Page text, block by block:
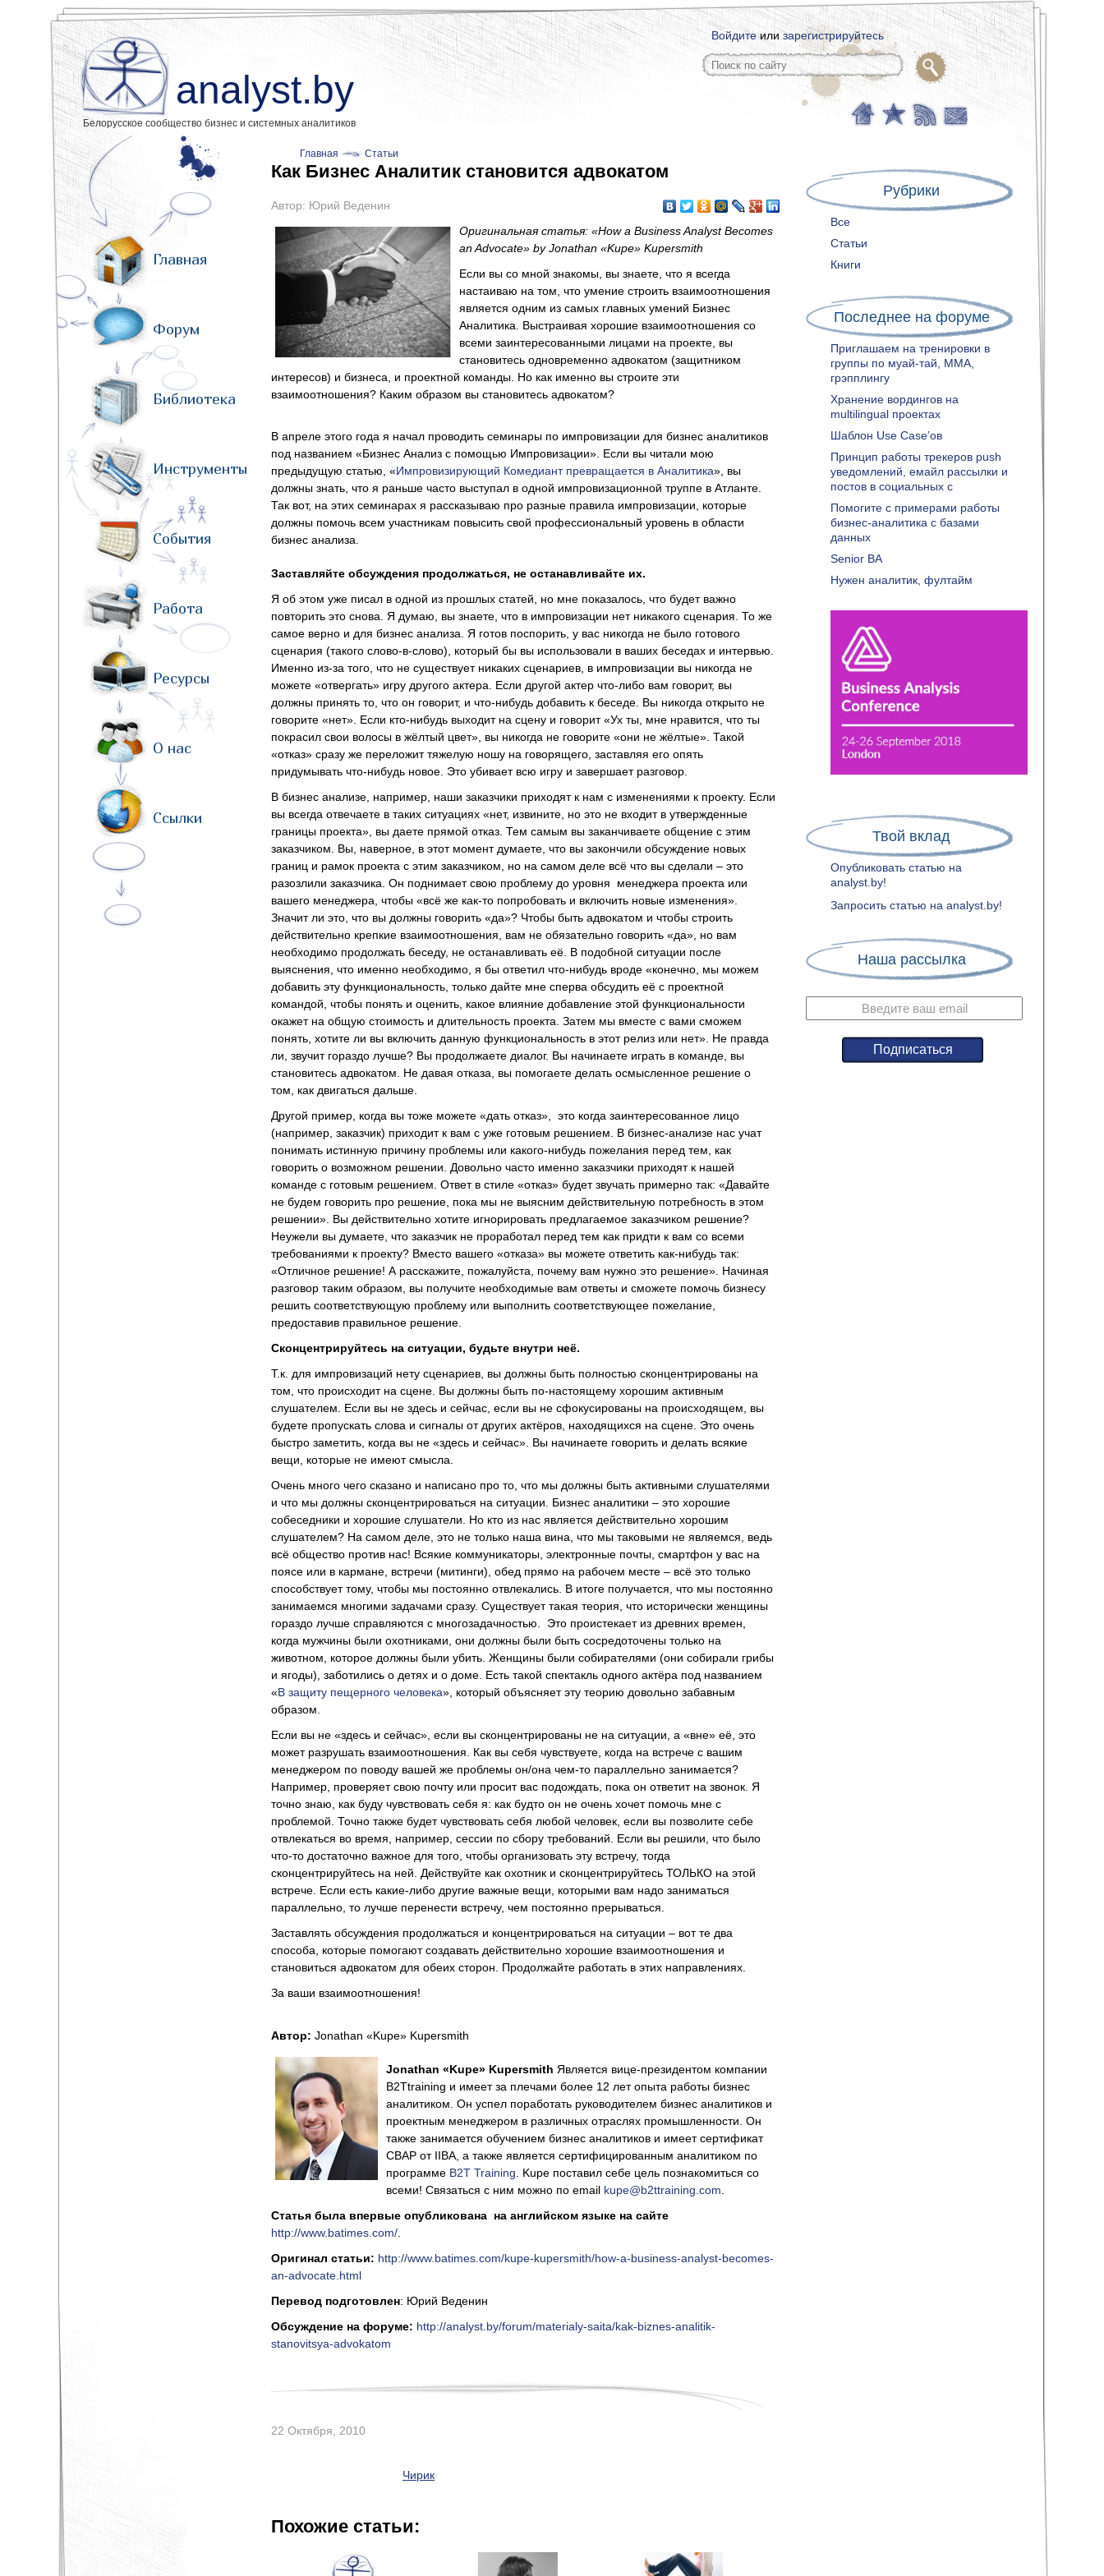
analyst.by
Белорусское сообщество бизнес и системных аналитиков
Войдитеилизарегистрируйтесь
Главная
Форум
Библиотека
Инструменты
События
Работа
Ресурсы
О нас
Ссылки
Главная Статьи
Как Бизнес Аналитик становится адвокатом
Автор: Юрий Веденин
Оригинальная статья: «How a Business Analyst Becomes
an Advocate» by Jonathan «Kupe» Kupersmith
Если вы со мной знакомы, вы знаете, что я всегда
настаиваю на том, что умение строить взаимоотношения
является одним из самых главных умений Бизнес
Аналитика. Выстраивая хорошие взаимоотношения со
всеми заинтересованными лицами на проекте, вы
становитесь одновременно адвокатом (защитником
интересов) и бизнеса, и проектной команды. Но как именно вы строите эти
взаимоотношения? Каким образом вы становитесь адвокатом?
В апреле этого года я начал проводить семинары по импровизации для бизнес аналитиков
под названием «Бизнес Анализ с помощью Импровизации». Если вы читали мою
предыдущую статью, «Импровизирующий Комедиант превращается в Аналитика», вы
должны знать, что я раньше часто выступал в одной импровизационной труппе в Атланте.
Так вот, на этих семинарах я рассказываю про разные правила импровизации, которые
должны помочь всем участникам повысить свой профессиональный уровень в области
бизнес анализа.
Заставляйте обсуждения продолжаться, не останавливайте их.
Я об этом уже писал в одной из прошлых статей, но мне показалось, что будет важно
повторить это снова. Я думаю, вы знаете, что в импровизации нет никакого сценария. То же
самое верно и для бизнес анализа. Я готов поспорить, у вас никогда не было готового
сценария (такого слово-в-слово), который бы вы использовали в ваших беседах и интервью.
Именно из-за того, что не существует никаких сценариев, в импровизации вы никогда не
можете «отвергать» игру другого актера. Если другой актер что-либо вам говорит, вы
должны принять то, что он говорит, и что-нибудь добавить к беседе. Вы никогда открыто не
говорите «нет». Если кто-нибудь выходит на сцену и говорит «Ух ты, мне нравится, что ты
покрасил свои волосы в жёлтый цвет», вы никогда не говорите «они не жёлтые». Такой
«отказ» сразу же переложит тяжелую ношу на говорящего, заставляя его опять
придумывать что-нибудь новое. Это убивает всю игру и завершает разговор.
В бизнес анализе, например, наши заказчики приходят к нам с изменениями к проекту. Если
вы всегда отвечаете в таких ситуациях «нет, извините, но это не входит в утвержденные
границы проекта», вы даете прямой отказ. Тем самым вы заканчиваете общение с этим
заказчиком. Вы, наверное, в этот момент думаете, что вы закончили обсуждение новых
границ и рамок проекта с этим заказчиком, но на самом деле всё что вы сделали – это
разозлили заказчика. Он поднимает свою проблему до уровня менеджера проекта или
вашего менеджера, чтобы «всё же как-то попробовать и включить новые изменения».
Значит ли это, что вы должны говорить «да»? Чтобы быть адвокатом и чтобы строить
действительно крепкие взаимоотношения, вам не обязательно говорить «да», но вам
необходимо продолжать беседу, не останавливать её. В подобной ситуации после
выяснения, что именно необходимо, я бы ответил что-нибудь вроде «конечно, мы можем
добавить эту функциональность, только дайте мне сперва обсудить её с проектной
командой, чтобы понять и оценить, какое влияние добавление этой функциональности
окажет на общую стоимость и длительность проекта. Затем мы вместе с вами сможем
понять, хотите ли вы включить данную функциональность в этот релиз или нет». Не правда
ли, звучит гораздо лучше? Вы продолжаете диалог. Вы начинаете играть в команде, вы
становитесь адвокатом. Не давая отказа, вы помогаете делать осмысленное решение о
том, как двигаться дальше.
Другой пример, когда вы тоже можете «дать отказ», это когда заинтересованное лицо
(например, заказчик) приходит к вам с уже готовым решением. В бизнес-анализе нас учат
понимать истинную причину проблемы или какого-нибудь пожелания перед тем, как
говорить о возможном решении. Довольно часто именно заказчики приходят к нашей
команде с готовым решением. Ответ в стиле «отказ» будет звучать примерно так: «Давайте
не будем говорить про решение, пока мы не выясним действительную потребность в этом
решении». Вы действительно хотите игнорировать предлагаемое заказчиком решение?
Неужели вы думаете, что заказчик не проработал перед тем как придти к вам со всеми
требованиями к проекту? Вместо вашего «отказа» вы можете ответить как-нибудь так:
«Отличное решение! А расскажите, пожалуйста, почему вам нужно это решение». Начиная
разговор таким образом, вы получите необходимые вам ответы и сможете помочь бизнесу
решить соответствующую проблему или выполнить соответствующее пожелание,
предоставив правильное решение.
Сконцентрируйтесь на ситуации, будьте внутри неё.
Т.к. для импровизаций нету сценариев, вы должны быть полностью сконцентрированы на
том, что происходит на сцене. Вы должны быть по-настоящему хорошим активным
слушателем. Если вы не здесь и сейчас, если вы не сфокусированы на происходящем, вы
будете пропускать слова и сигналы от других актёров, находящихся на сцене. Это очень
быстро заметить, когда вы не «здесь и сейчас». Вы начинаете говорить и делать всякие
вещи, которые не имеют смысла.
Очень много чего сказано и написано про то, что мы должны быть активными слушателями
и что мы должны сконцентрироваться на ситуации. Бизнес аналитики – это хорошие
собеседники и хорошие слушатели. Но кто из нас является действительно хорошим
слушателем? На самом деле, это не только наша вина, что мы таковыми не являемся, ведь
всё общество против нас! Всякие коммуникаторы, электронные почты, смартфон у вас на
поясе или в кармане, встречи (митинги), обед прямо на рабочем месте – всё это только
способствует тому, чтобы мы постоянно отвлекались. В итоге получается, что мы постоянно
занимаемся многими задачами сразу. Существует такая теория, что исторически женщины
гораздо лучше справляются с многозадачностью. Это проистекает из древних времен,
когда мужчины были охотниками, они должны были быть сосредоточены только на
животном, которое должны были убить. Женщины были собирателями (они собирали грибы
и ягоды), заботились о детях и о доме. Есть такой спектакль одного актёра под названием
«В защиту пещерного человека», который объясняет эту теорию довольно забавным
образом.
Если вы не «здесь и сейчас», если вы сконцентрированы не на ситуации, а «вне» её, это
может разрушать взаимоотношения. Как вы себя чувствуете, когда на встрече с вашим
менеджером по поводу вашей же проблемы он/она чем-то параллельно занимается?
Например, проверяет свою почту или просит вас подождать, пока он ответит на звонок. Я
точно знаю, как буду чувствовать себя я: как будто он не очень хочет помочь мне с
проблемой. Точно также будет чувствовать себя любой человек, если вы позволите себе
отвлекаться во время, например, сессии по сбору требований. Если вы решили, что было
что-то достаточно важное для того, чтобы организовать эту встречу, тогда
сконцентрируйтесь на ней. Действуйте как охотник и сконцентрируйтесь ТОЛЬКО на этой
встрече. Если есть какие-либо другие важные вещи, которыми вам надо заниматься
параллельно, то лучше перенести встречу, чем постоянно прерываться.
Заставлять обсуждения продолжаться и концентрироваться на ситуации – вот те два
способа, которые помогают создавать действительно хорошие взаимоотношения и
становиться адвокатом для обеих сторон. Продолжайте работать в этих направлениях.
За ваши взаимоотношения!
Автор: Jonathan «Kupe» Kupersmith
Jonathan «Kupe» Kupersmith Является вице-президентом компании
B2Ttraining и имеет за плечами более 12 лет опыта работы бизнес
аналитиком. Он успел поработать руководителем бизнес аналитиков и
проектным менеджером в различных отраслях промышленности. Он
также занимается обучением бизнес аналитиков и имеет сертификат
CBAP от IIBA, а также является сертифицированным аналитиком по
программе B2T Training . Kupe поставил себе цель познакомиться со
всеми! Связаться с ним можно по email kupe@b2ttraining.com
Статья была впервые опубликована на английском языке на сайте
http://www.batimes.com/
Оригинал статьи: http://www.batimes.com/kupe-kupersmith/how-a-business-analyst-becomes-
an-advocate.html
Перевод подготовлен: Юрий Веденин
Обсуждение на форуме: http://analyst.by/forum/materialy-saita/kak-biznes-analitik-
stanovitsya-advokatom
22 Октября, 2010
Чирик
Похожие статьи:
Рубрики
Все
Статьи
Книги
Последнее на форуме
Приглашаем на тренировки в
группы по муай-тай, ММА,
грэпплингу
Хранение вордингов на
multilingual проектах
Шаблон Use Case’ов
Принцип работы трекеров push
уведомлений, емайл рассылки и
постов в социальных с
Помогите с примерами работы
бизнес-аналитика с базами
данных
Senior BA
Нужен аналитик, фултайм
Твой вклад
Опубликовать статью на
analyst.by!
Запросить статью на analyst.by!
Наша рассылка